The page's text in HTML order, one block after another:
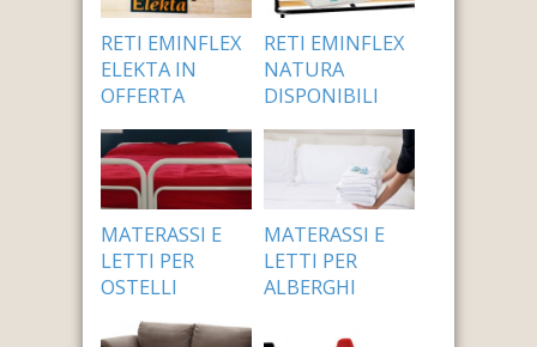
RETI EMINFLEX
ELEKTA IN
OFFERTA
24 Settembre 2014
RETI EMINFLEX
NATURA
DISPONIBILI
24 Settembre 2014
MATERASSI E
LETTI PER
OSTELLI
24 Settembre 2014
MATERASSI E
LETTI PER
ALBERGHI